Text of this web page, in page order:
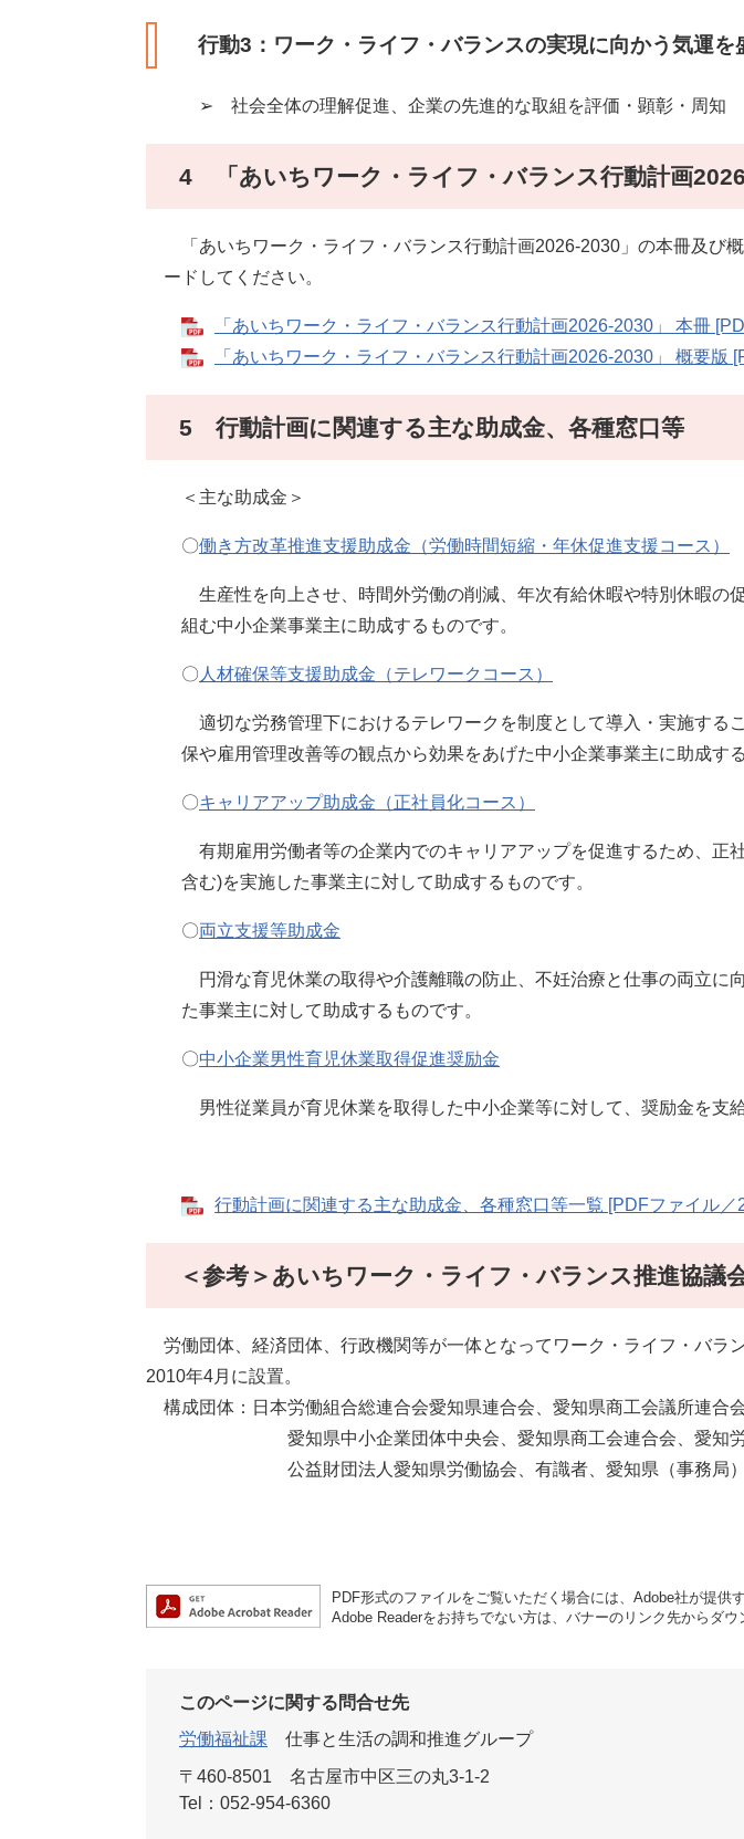
行動3：ワーク・ライフ・バランスの実現に向かう気運を
➢ 社会全体の理解促進、企業の先進的な取組を評価・顕彰・周知
4 「あいちワーク・ライフ・バランス行動計画
「あいちワーク・ライフ・バランス行動計画2026-2030」の本冊及び
ードしてください。
「あいちワーク・ライフ・バランス行動計画2026-2030」 本冊​
「あいちワーク・ライフ・バランス行動計画2026-2030」 概要版
5 行動計画に関連する主な助成金、各種窓口等
＜主な助成金＞
〇働き方改革推進支援助成金（労働時間短縮・年休促進支援コース）
生産性を向上させ、時間外労働の削減、年次有給休暇や特別休暇の
組む中小企業事業主に助成するものです。
〇 人材確保等支援助成金（テレワークコース）
適切な労務管理下におけるテレワークを制度として導入・実施する
保や雇用管理改善等の観点から効果をあげた中小企業事業主に助成す
〇キャリアアップ助成金（正社員化コース）
有期雇用労働者等の企業内でのキャリアアップを促進するため、正
含む)を実施した事業主に対して助成するものです。
〇両立支援等助成金
円滑な育児休業の取得や介護離職の防止、不妊治療と仕事の両立に
た事業主に対して助成するものです。
〇中小企業男性育児休業取得促進奨励金
男性従業員が育児休業を取得した中小企業等に対して、奨励金を支給
行動計画に関連する主な助成金、各種窓口等一覧 [PDFファイル／
＜参考＞あいちワーク・ライフ・バランス推進協議
労働団体、経済団体、行政機関等が一体となってワーク・ライフ・バラ
2010年4月に設置。
構成団体：日本労働組合総連合会愛知県連合会、愛知県商工会議所連合
愛知県中小企業団体中央会、愛知県商工会連合会、愛知労働
公益財団法人愛知県労働協会、有識者、愛知県（事務局）
PDF形式のファイルをご覧いただく場合には、Adobe社が提供
Adobe Readerをお持ちでない方は、バナーのリンク先からダウ
このページに関する問合せ先
労働福祉課
仕事と生活の調和推進グループ
〒460-8501
名古屋市中区三の丸3-1-2
Tel：052-954-6360